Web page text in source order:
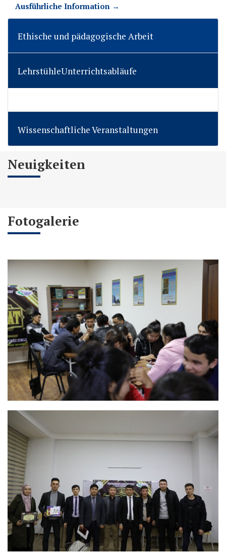
Ausführliche Information →
Ethische und pädagogische Arbeit
LehrstühleUnterrichtsabläufe
Wissenschaftliche Veranstaltungen
Neuigkeiten
Fotogalerie